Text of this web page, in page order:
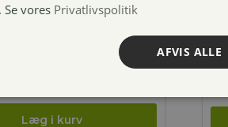
vores Privatlivspolitik
AFVIS ALLE